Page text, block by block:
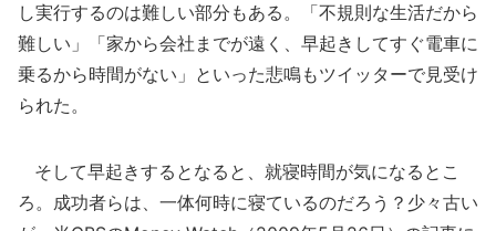
し実行するのは難しい部分もある。「不規則な生活だから
難しい」「家から会社までが遠く、早起きしてすぐ電車に
乗るから時間がない」といった悲鳴もツイッターで見受け
られた。
そして早起きするとなると、就寝時間が気になるとこ
ろ。成功者らは、一体何時に寝ているのだろう？少々古い